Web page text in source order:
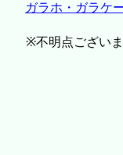
ガラホ・ガラケ
※不明点ござい